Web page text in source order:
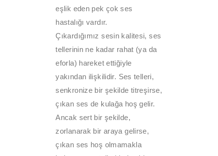
eşlik eden pek çok ses
hastalığı vardır.
Çıkardığımız sesin kalitesi, ses
tellerinin ne kadar rahat (ya da
eforla) hareket ettiğiyle
yakından ilişkilidir. Ses telleri,
senkronize bir şekilde titreşirse,
çıkan ses de kulağa hoş gelir.
Ancak sert bir şekilde,
zorlanarak bir araya gelirse,
çıkan ses hoş olmamakla